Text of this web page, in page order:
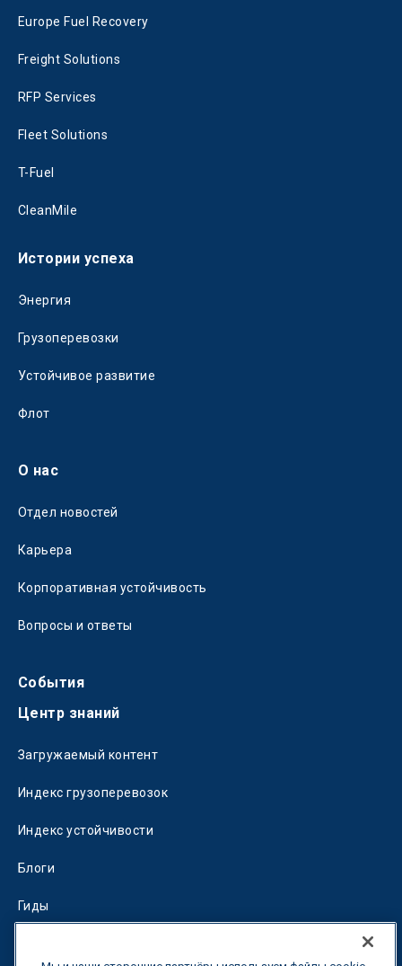
Europe Fuel Recovery
Freight Solutions
RFP Services
Fleet Solutions
T-Fuel
CleanMile
Истории успеха
Энергия
Грузоперевозки
Устойчивое развитие
Флот
О нас
Отдел новостей
Карьера
Корпоративная устойчивость
Вопросы и ответы
События
Центр знаний
Загружаемый контент
Индекс грузоперевозок
Индекс устойчивости
Блоги
Гиды